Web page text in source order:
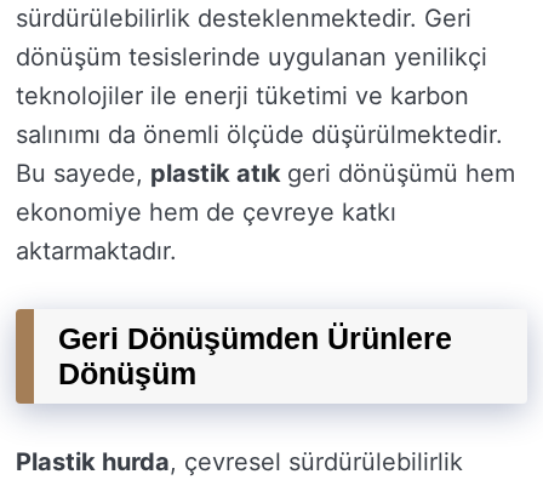
sürdürülebilirlik desteklenmektedir. Geri
dönüşüm tesislerinde uygulanan yenilikçi
teknolojiler ile enerji tüketimi ve karbon
salınımı da önemli ölçüde düşürülmektedir.
Bu sayede, plastik atık geri dönüşümü hem
ekonomiye hem de çevreye katkı
aktarmaktadır.
Geri Dönüşümden Ürünlere
Dönüşüm
Plastik hurda, çevresel sürdürülebilirlik